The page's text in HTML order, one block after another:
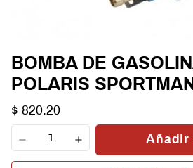
BOMBA DE
POLARIS
$ 820.20
Añadir